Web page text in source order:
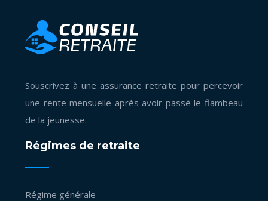
Souscrivez à une assurance retraite pour percevoir
une rente mensuelle après avoir passé le flambeau
de la jeunesse.
Régimes de retraite
Régime générale